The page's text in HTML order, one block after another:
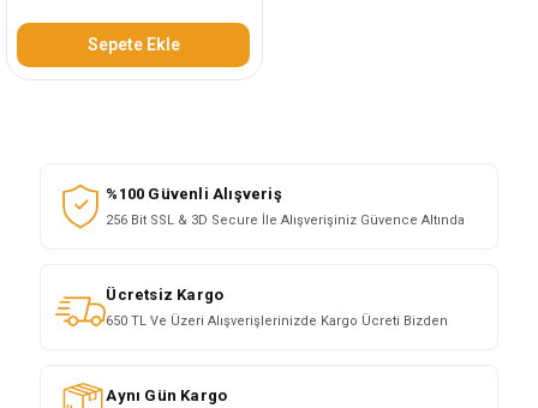
Sepete Ekle
%100 Güvenli Alışveriş
256 Bit SSL & 3D Secure İle Alışverişiniz Güvence Altında
Ücretsiz Kargo
650 TL Ve Üzeri Alışverişlerinizde Kargo Ücreti Bizden
Aynı Gün Kargo